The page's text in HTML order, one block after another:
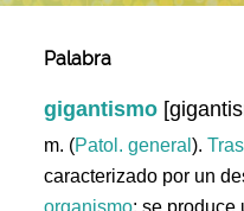
Palabra
gigantismo
m. (Patol. general).
caracterizado por un
organismo; se produce